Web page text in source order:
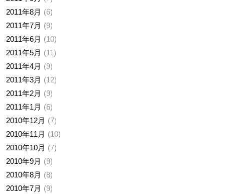
2011年8月
6
2011年7月
9
2011年6月
10
2011年5月
11
2011年4月
9
2011年3月
12
2011年2月
9
2011年1月
6
2010年12月
7
2010年11月
10
2010年10月
7
2010年9月
9
2010年8月
8
2010年7月
9